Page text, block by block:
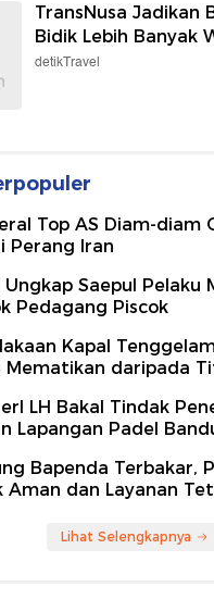
TransNusa Jadikan
Bidik Lebih Banyak
detikTravel
Top AS Diam-diam
Perang Iran
Ungkap Saepul Pelaku
Pedagang Piscok
Kapal
Mematikan daripada
LH Bakal Tindak
Lapangan Padel
Bapenda Terbakar,
Aman dan Layanan
Lihat Selengkapnya